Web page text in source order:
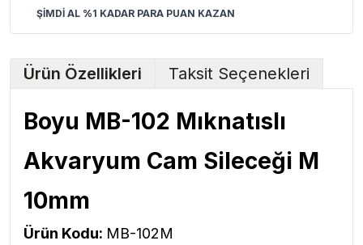
ŞİMDİ AL %1 KADAR PARA PUAN KAZAN
Ürün Özellikleri Taksit Seçenekleri
Boyu MB-102 Mıknatıslı
Akvaryum Cam Sileceği M
10mm
Ürün Kodu: MB-102M